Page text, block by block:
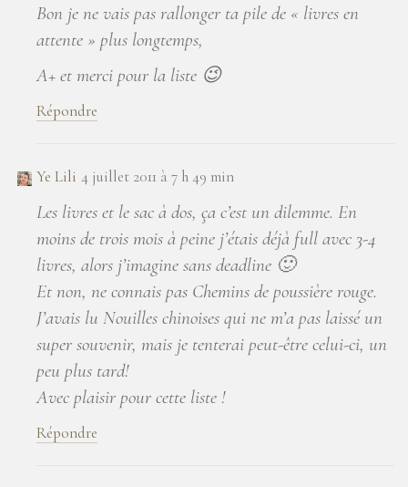
Bon je ne vais pas rallonger ta pile de « livres en
attente » plus longtemps,
A+ et merci pour la liste 😉
Répondre
Ye Lili 4 juillet 2011 à 7 h 49 min
Les livres et le sac à dos, ça c’est un dilemme. En
moins de trois mois à peine j’étais déjà full avec 3-4
livres, alors j’imagine sans deadline 🙂
Et non, ne connais pas Chemins de poussière rouge.
J’avais lu Nouilles chinoises qui ne m’a pas laissé un
super souvenir, mais je tenterai peut-être celui-ci, un
peu plus tard!
Avec plaisir pour cette liste !
Répondre